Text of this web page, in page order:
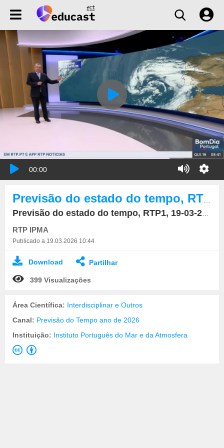
00:00
Previsão do estado do tempo, RTP1, 19-03-2026, IPMA.
RTP IPMA
Publicado a 19.03.2026 10:44
Download Partilhar
399 Visualizações
Área Científica: Interdisciplinar e Outros
Canal: Previsão do Tempo ano de 2026
Instituição: Instituto Português do Mar e da Atmosfera